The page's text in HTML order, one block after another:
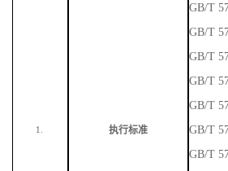
1. 执行标准
GB/T
GB/T
GB/T
GB/T
GB/T
GB/T
GB/T